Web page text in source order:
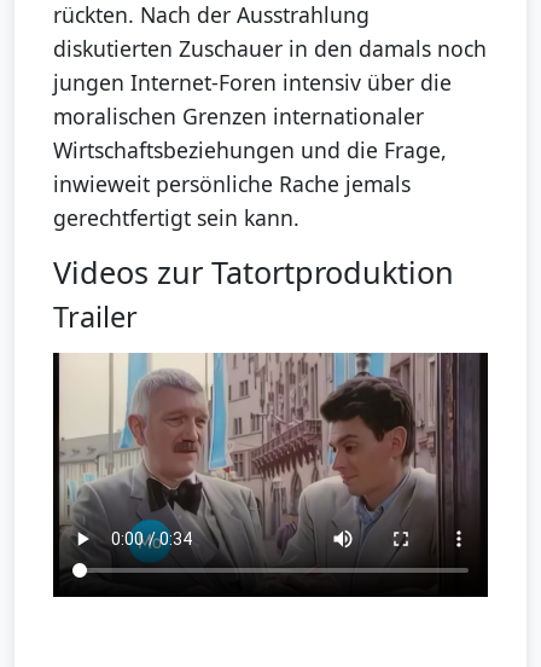
rückten. Nach der Ausstrahlung
diskutierten Zuschauer in den damals noch
jungen Internet-Foren intensiv über die
moralischen Grenzen internationaler
Wirtschaftsbeziehungen und die Frage,
inwieweit persönliche Rache jemals
gerechtfertigt sein kann.
Videos zur Tatortproduktion
Trailer